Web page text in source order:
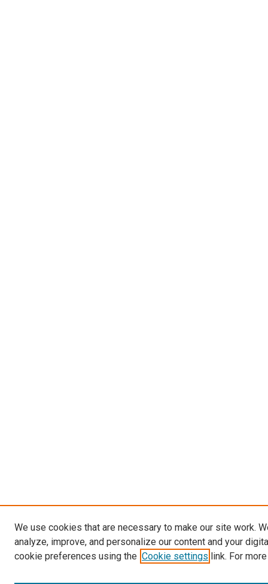
We use cookies that are necessary to make our site work.
analyze, improve, and personalize our content and your
cookie preferences using the Cookie settings link. For